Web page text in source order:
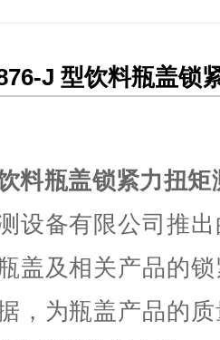
J 型饮料瓶盖锁
料瓶盖锁紧力扭
设备有限公司推
盖及相关产品的
，为瓶盖产品的